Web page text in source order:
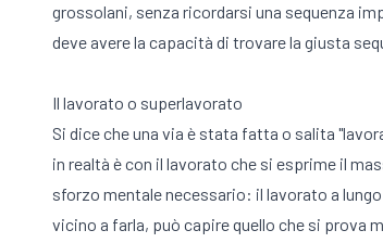
grossolani, senza ricordarsi una sequenza
deve avere la capacità di trovare la giusta
Il lavorato o superlavorato
Si dice che una via è stata fatta o salita
in realtà è con il lavorato che si esprime il
sforzo mentale necessario: il lavorato a
vicino a farla, può capire quello che si prova